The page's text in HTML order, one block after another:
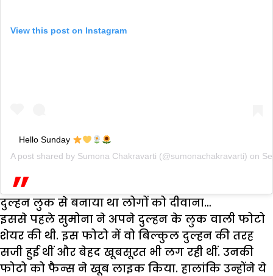
View this post on Instagram
Hello Sunday
A post shared by Sumona Chakravarti (@sumonachakravarti) on
दुल्हन लुक से बनाया था लोगों को दीवाना…
इससे पहले सुमोना ने अपने दुल्हन के लुक वाली फोटो
शेयर की थी. इस फोटो में वो बिल्कुल दुल्हन की तरह
सजी हुई थीं और बेहद खूबसूरत भी लग रही थीं. उनकी
फोटो को फैन्स ने खूब लाइक किया. हालांकि उन्होंने ये